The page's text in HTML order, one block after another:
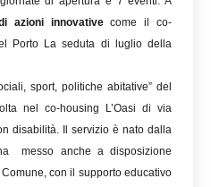
di azioni innovativecome il co-
Porto La seduta di luglio della
sport, politiche abitative” del
nel co-housing L’Oasi di via
disabilità. Il servizio è nato dalla
messo anche a disposizione
con il supporto educativo